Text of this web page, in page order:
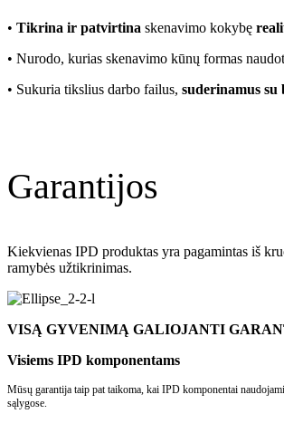
• Tikrina ir patvirtina skenavimo kokybę
• Nurodo, kurias skenavimo kūnų formas
• Sukuria tikslius darbo failus, suderinamus
Garantijos
Kiekvienas IPD produktas yra pagamintas iš
ramybės užtikrinimas.
VISĄ GYVENIMĄ GALIOJANTI
Visiems IPD komponentams
Mūsų garantija taip pat taikoma, kai IPD komponentai
sąlygose.